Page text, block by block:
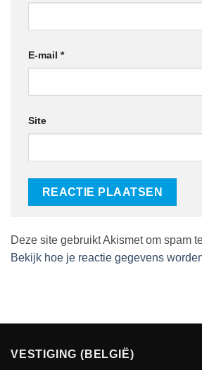
E-mail *
Site
Deze site gebruikt Akismet om spam
Bekijk hoe je reactie gegevens
VESTIGING (BELGIË)